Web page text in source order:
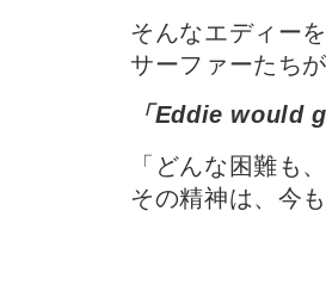
そんなエディー
サーファーたち
「Eddie would
「どんな困難も
その精神は、今